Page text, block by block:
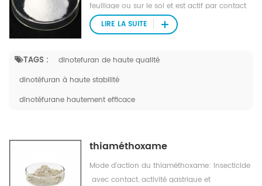
feuillage ou sur le sol et est actif par contact
et ingestion. il a également une activité
systémique racine.
TAGS :
dinotefuran de haute qualité
dinotéfuran à haute stabilité
dinotéfurane hautement efficace
LIRE LA SUITE
thiaméthoxame
Mode d'action du thiaméthoxame: insecticide
avec contact, activité gastrique et